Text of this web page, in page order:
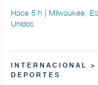
Hace 5 h | Milwaukee,
Unidos
INTERNACIONAL >
DEPORTES